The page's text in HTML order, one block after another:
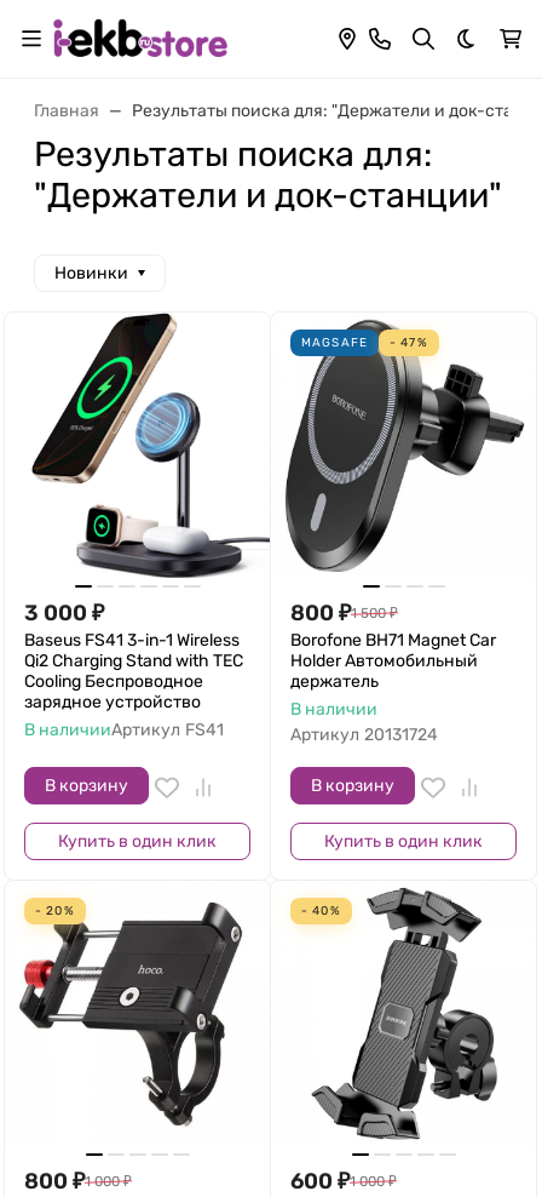
Темная
Главная Результаты поиска для: "Держатели и док-
Результаты поиска для:
"Держатели и док-станции"
Новинки
3 000 ₽
Baseus FS41 3-in-1 Wireless
Qi2 Charging Stand with TEC
Cooling Беспроводное
зарядное устройство
В наличииАртикул FS41
В корзину
Купить в один клик
MAGSAFE - 47%
800 ₽1 500 ₽
Borofone BH71 Magnet Car
Holder Автомобильный
держатель
В наличии
Артикул 20131724
В корзину
Купить в один клик
- 20%
800 ₽1 000 ₽
- 40%
600 ₽1 000 ₽